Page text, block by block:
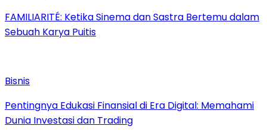
FAMILIARITÉ: Ketika Sinema dan Sastra Bertemu dalam
Sebuah Karya Puitis
Bisnis
Pentingnya Edukasi Finansial di Era Digital: Memahami
Dunia Investasi dan Trading